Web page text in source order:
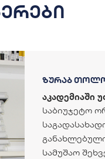
ზურაბ
აკადემიაში
საბიუჯეტო
სამუშაო